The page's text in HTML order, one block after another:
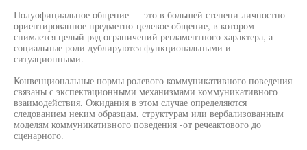
Полуофициальное общение — это в большей степени личностно
ориентированное предметно-целевое общение, в котором
снимается целый ряд ограничений регламентного характера, а
социальные роли дублируются функциональными и
ситуационными.
Конвенциональные нормы ролевого коммуникативного поведения
связаны с экспектационными механизмами коммуникативного
взаимодействия. Ожидания в этом случае определяются
следованием неким образцам, структурам или вербализованным
моделям коммуникативного поведения -от речеактового до
сценарного.